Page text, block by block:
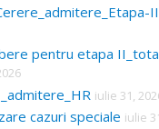
II
pentru etapa
iulie 31,
cazuri speciale iulie